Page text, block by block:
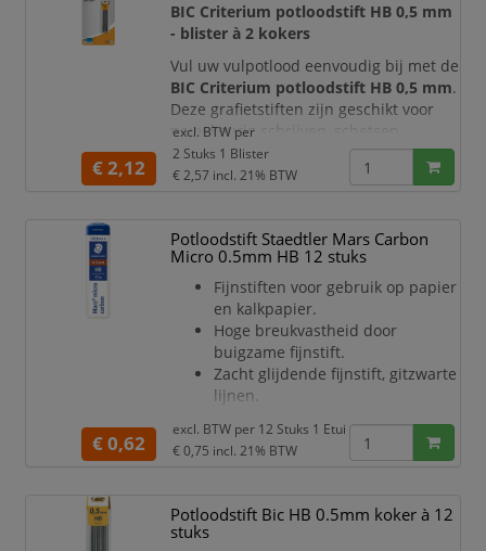
Geschikt voor alle vulpotloden.
Eenvoudig navullen "12 in 1
maal" voor de meeste STAEDTLER
vulpotloden.
ISO kleurcodering.
Etui met 12 fijn
BIC Criterium potloodstift HB 0,5 mm
- blister à 2 kokers
Vul uw vulpotlood eenvoudig bij met de
BIC Criterium potloodstift HB 0,5 mm.
Deze grafietstiften zijn geschikt voor
nauwkeurig schrijven, schetsen,
tekenen en rekenen op school, kantoor,
tijdens studie of thuis. Dankzij de fijne
eenvoudig uitwisbaar zijn.
stiften, zodat
€ 2,12
excl. BTW per
2 Stuks 1 Blister
€ 2,57 incl. 21% BTW
Potloodstift Staedtler Mars Carbon
Micro 0.5mm HB 12 stuks
Fijnstiften voor gebruik op papier
en kalkpapier.
Hoge breukvastheid door
buigzame fijnstift.
Zacht glijdende fijnstift, gitzwarte
lijnen.
productieproces zonder gebruik
te maken van PVC of
Bestaat voor meer dan 90% uit
natuurlijke grondstoffen.
€ 0,62
excl. BTW per 12 Stuks 1 Etui
€ 0,75 incl. 21% BTW
Potloodstift Bic HB 0.5mm koker à 12
stuks